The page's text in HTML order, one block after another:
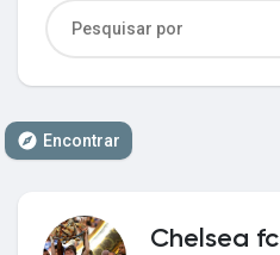
Meus Grupos
Encontrar
Chelsea fc